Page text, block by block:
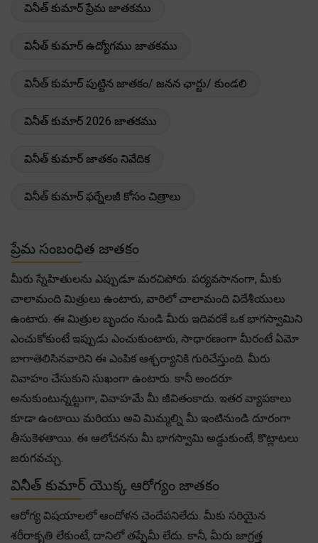
వినీత్ కుమార్ ప్రేమ జాతకము
వినీత్ కుమార్ ఉద్యోగము జాతకము
వినీత్ కుమార్ పుట్టిన జాతకం/ జనన ఛార్టు/ కుండలి
వినీత్ కుమార్ 2026 జాతకము
వినీత్ కుమార్ జాతకం నివేదిక
వినీత్ కుమార్ ఫర్నేలజీ కోసం చిత్రాలు
ప్రేమ సంబంధిత జాతకం
మీరు స్నేహితులను ఎప్పుడూ మరచిపోరు. పర్యవసానంగా, మీకు
చాలామంది మిత్రులు ఉంటారు, వారిలో చాలామంది విదేశీయులు
ఉంటారు. ఈ మిత్రుల బృందం నుండి మీరు ఇదివరకే ఒక భాగస్వామిని
ఎంచుకోకుంటే ఇప్పుడు ఎంచుకుంటారు, సాధారణంగా మీరంటే ఏమో
బాగాతెలిసినవారిని ఈ ఎంపిక ఆశ్చర్యానికి గురిచేస్తుంది. మీరు
వివాహం చేసుకుని సుఖంగా ఉంటారు. కానీ అందరూ
అనుకుంటున్నట్టుగా, వివాహమే మీ జీవితంకాదు. ఇతర వ్యాపకాలు
కూడా ఉంటాయి మరియు అవి మిమ్మల్ని మీ ఇంటినుండి దూరంగా
తీసుకెళతాయి. ఈ ఆలోచనను మీ భాగస్వామి అడ్దుకుంటే, కొట్లాటలు
జరుగవచ్చు.
వినీత్ కుమార్ యొక్క ఆరోగ్యం జాతకం
ఆరోగ్య విషయాలలో ఆందోళన చెందేపనిలేదు. మీకు సరియైన
శరీరాకృతి లేకుంటే, దానిలో తప్పేమీ లేదు. కానీ, మీరు జాగ్రత్త